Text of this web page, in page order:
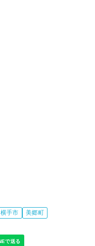
横手市 美郷町